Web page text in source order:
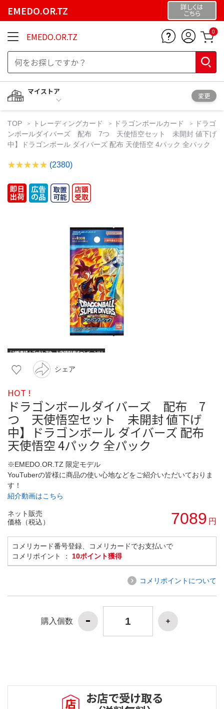
EMEDO.OR.TZ 詳しくは
こちら
EMEDO.OR.TZ 0
マイストア
変更
TOP トレーディングカード ドラゴンボールカード
ドラゴ
ンボールダイバーズ 配布 7つ 天使悟空セット 未開封 値下げ
中】ドラゴンボール ダイバーズ 配布 天使悟空 4パック 全パック
(2380)
シェア
HOT !
ドラゴンボールダイバーズ 配布 7
つ 天使悟空セット 未開封 値下げ
中】ドラゴンボール ダイバーズ 配布
天使悟空 4パック 全パック
※EMEDO.OR.TZ 限定モデル
YouTuberの皆様に商品の使い心地などをご紹介いただいておりま
す！
紹介動画はこちら
ネット販売
価格（税込）
7089 円
コメリカード番号登録、コメリカードでお支払いで
コメリポイント ： 10ポイント獲得
コメリポイントについて
購入個数
お店で受け取る